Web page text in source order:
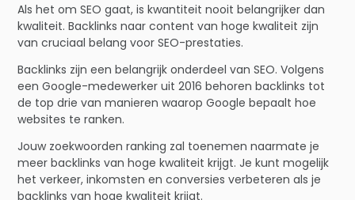
Als het om SEO gaat, is kwantiteit nooit belangrijker dan
kwaliteit. Backlinks naar content van hoge kwaliteit zijn
van cruciaal belang voor SEO-prestaties.
Backlinks zijn een belangrijk onderdeel van SEO. Volgens
een Google-medewerker uit 2016 behoren backlinks tot
de top drie van manieren waarop Google bepaalt hoe
websites te ranken.
Jouw zoekwoorden ranking zal toenemen naarmate je
meer backlinks van hoge kwaliteit krijgt. Je kunt mogelijk
het verkeer, inkomsten en conversies verbeteren als je
backlinks van hoge kwaliteit krijgt.